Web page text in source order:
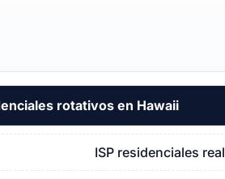
rotativos en Hawaii
ISP residenciales